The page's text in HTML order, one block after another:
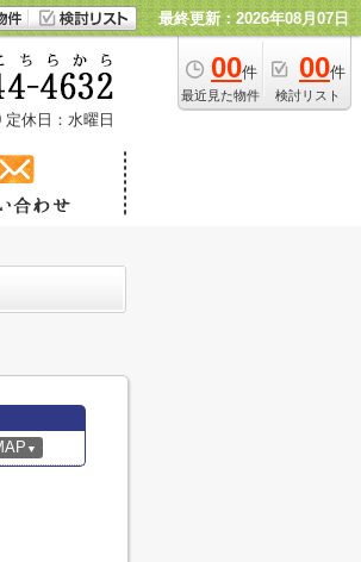
最終更新：2026年08月07日
00件
最近見た物件
00件
検討リスト
定休日：水曜日
▼